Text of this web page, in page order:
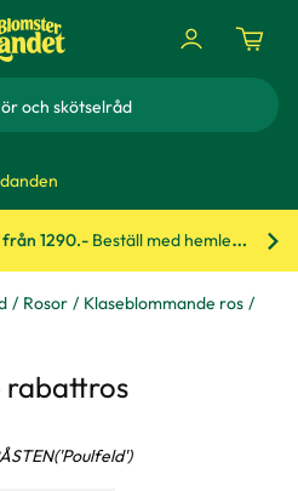
1290.- Beställ med hemleverans!
Rosor Klaseblommande ros
rabattros